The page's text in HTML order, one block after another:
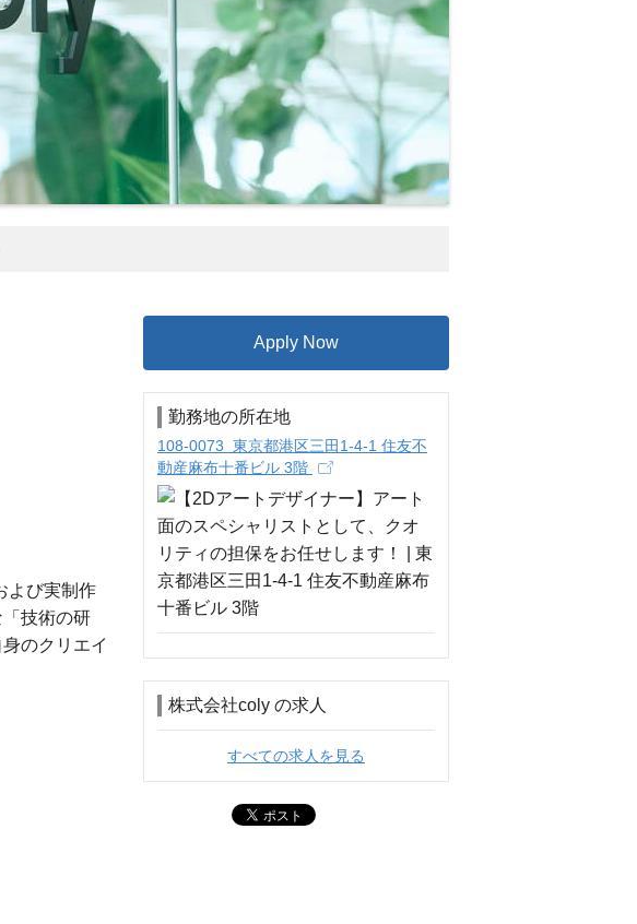
よび実制作
技術の研
のクリエイ
Apply Now
勤務地の所在地
108-0073 東京都港区三田1-4-1 住友不
動産麻布十番ビル 3階
株式会社coly の求人
すべての求人を見る